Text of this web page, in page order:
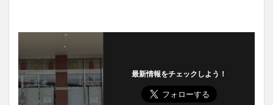
最新情報をチェックしよう！